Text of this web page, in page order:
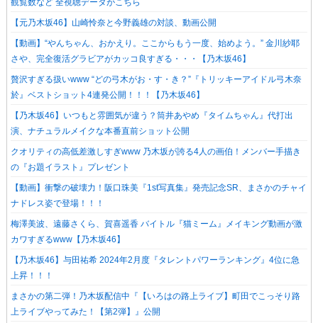
観覧数など 全視聴データがこちら
【元乃木坂46】山崎怜奈と今野義雄の対談、動画公開
【動画】“やんちゃん、おかえり。ここからもう一度、始めよう。” 金川紗耶
さや、完全復活グラビアがカッコ良すぎる・・・【乃木坂46】
贅沢すぎる扱いwww “どの弓木がお・す・き？”『トリッキーアイドル弓木奈
於』ベストショット4連発公開！！！【乃木坂46】
【乃木坂46】いつもと雰囲気が違う？筒井あやめ『タイムちゃん』代打出
演、ナチュラルメイクな本番直前ショット公開
クオリティの高低差激しすぎwww 乃木坂が誇る4人の画伯！メンバー手描き
の『お題イラスト』プレゼント
【動画】衝撃の破壊力！阪口珠美『1st写真集』発売記念SR、まさかのチャイ
ナドレス姿で登場！！！
梅澤美波、遠藤さくら、賀喜遥香 バイトル『猫ミーム』メイキング動画が激
カワすぎるwww【乃木坂46】
【乃木坂46】与田祐希 2024年2月度『タレントパワーランキング』4位に急
上昇！！！
まさかの第二弾！乃木坂配信中『【いろはの路上ライブ】町田でこっそり路
上ライブやってみた！【第2弾】』公開